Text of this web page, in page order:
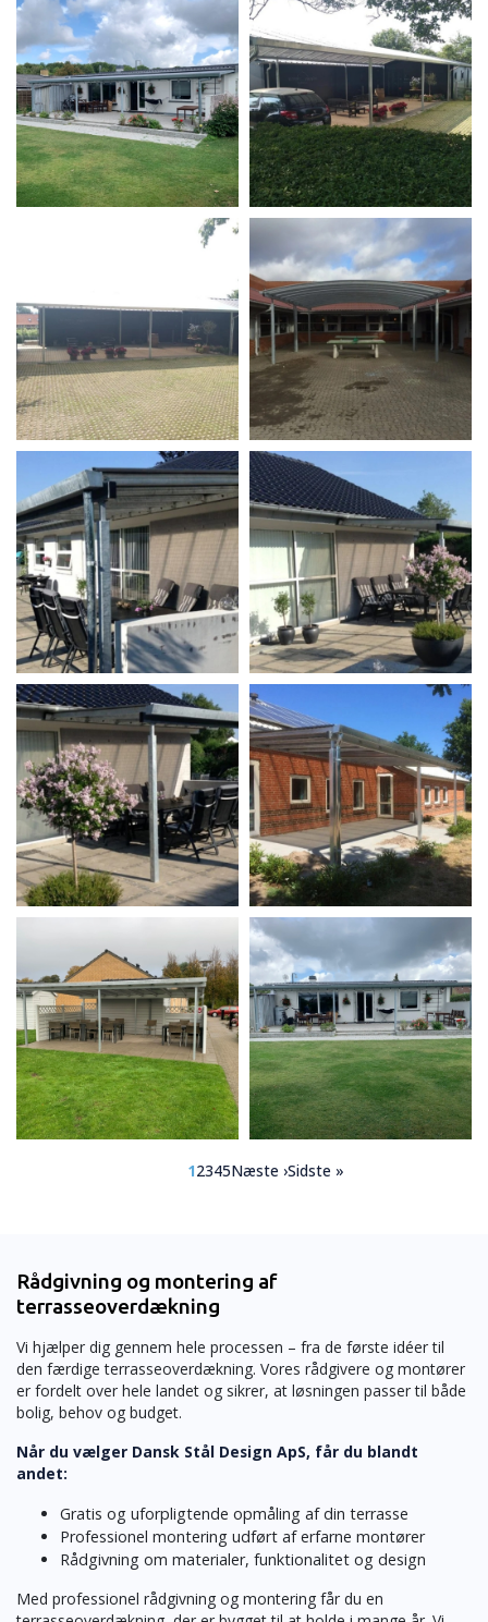
Side
1Side
2Side
3Side
4Side
5Næste
Næste ›Sidste
Sidste »
Rådgivning og montering af
terrasseoverdækning
Vi hjælper dig gennem hele processen – fra de første idéer til
den færdige terrasseoverdækning. Vores rådgivere og montører
er fordelt over hele landet og sikrer, at løsningen passer til både
bolig, behov og budget.
Når du vælger Dansk Stål Design ApS, får du blandt
andet:
Gratis og uforpligtende opmåling af din terrasse
Professionel montering udført af erfarne montører
Rådgivning om materialer, funktionalitet og design
Med professionel rådgivning og montering får du en